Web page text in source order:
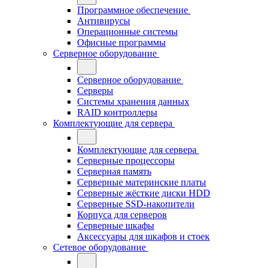
Программное обеспечение
Антивирусы
Операционные системы
Офисные программы
Серверное оборудование
Серверное оборудование
Серверы
Системы хранения данных
RAID контроллеры
Комплектующие для сервера
Комплектующие для сервера
Серверные процессоры
Серверная память
Серверные материнские платы
Серверные жёсткие диски HDD
Серверные SSD-накопители
Корпуса для серверов
Серверные шкафы
Аксессуары для шкафов и стоек
Сетевое оборудование